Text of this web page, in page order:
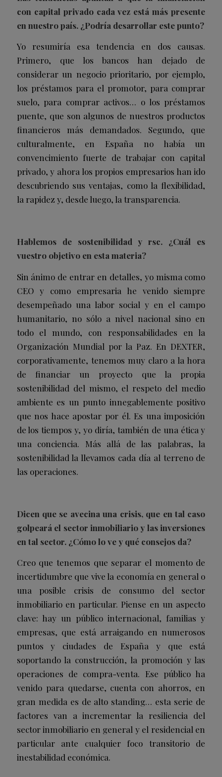
con capital privado cada vez está más presente
en nuestro país. ¿Podría desarrollar este punto?
Yo resumiría esa tendencia en dos causas.
Primero, que los bancos han dejado de
considerar un negocio prioritario, por ejemplo,
los préstamos para el promotor, para comprar
suelo, para comprar activos… o los préstamos
puente, que son algunos de nuestros productos
financieros más demandados. Segundo, que
culturalmente, en España no había un
convencimiento fuerte de trabajar con capital
privado, y ahora los propios empresarios han ido
descubriendo sus ventajas, como la flexibilidad,
la rapidez y, desde luego, la transparencia.
Hablemos de sostenibilidad y rsc. ¿Cuál es
vuestro objetivo en esta materia?
Sin ánimo de entrar en detalles, yo misma como
CEO y como empresaria he venido siempre
desempeñado una labor social y en el campo
humanitario, no sólo a nivel nacional sino en
todo el mundo, con responsabilidades en la
Organización Mundial por la Paz. En DEXTER,
corporativamente, tenemos muy claro a la hora
de financiar un proyecto que la propia
sostenibilidad del mismo, el respeto del medio
ambiente es un punto innegablemente positivo
que nos hace apostar por él. Es una imposición
de los tiempos y, yo diría, también de una ética y
una conciencia. Más allá de las palabras, la
sostenibilidad la llevamos cada día al terreno de
las operaciones.
Dicen que se avecina una crisis, que en tal caso
golpeará el sector inmobiliario y las inversiones
en tal sector. ¿Cómo lo ve y qué consejos da?
Creo que tenemos que separar el momento de
incertidumbre que vive la economía en general o
una posible crisis de consumo del sector
inmobiliario en particular. Piense en un aspecto
clave: hay un público internacional, familias y
empresas, que está arraigando en numerosos
puntos y ciudades de España y que está
soportando la construcción, la promoción y las
operaciones de compra-venta. Ese público ha
venido para quedarse, cuenta con ahorros, en
gran medida es de alto standing… esta serie de
factores van a incrementar la resiliencia del
sector inmobiliario en general y el residencial en
particular ante cualquier foco transitorio de
inestabilidad económica.